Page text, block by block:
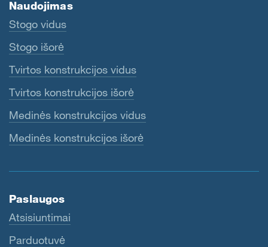
Naudojimas
Stogo vidus
Stogo išorė
Tvirtos konstrukcijos vidus
Tvirtos konstrukcijos išorė
Medinės konstrukcijos vidus
Medinės konstrukcijos išorė
Paslaugos
Atsisiuntimai
Parduotuvė